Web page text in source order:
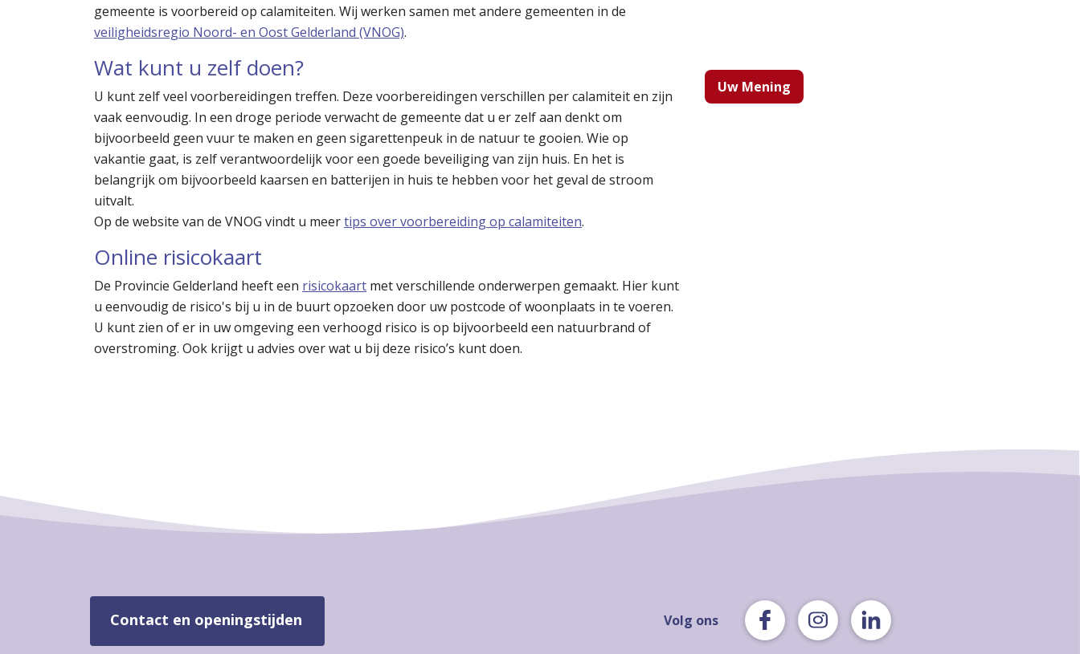
gemeente is voorbereid op calamiteiten. Wij werken samen met andere gemeenten in de
veiligheidsregio Noord- en Oost Gelderland (VNOG).
Wat kunt u zelf doen?
U kunt zelf veel voorbereidingen treffen. Deze voorbereidingen verschillen per calamiteit en zijn
vaak eenvoudig. In een droge periode verwacht de gemeente dat u er zelf aan denkt om
bijvoorbeeld geen vuur te maken en geen sigarettenpeuk in de natuur te gooien. Wie op
vakantie gaat, is zelf verantwoordelijk voor een goede beveiliging van zijn huis. En het is
belangrijk om bijvoorbeeld kaarsen en batterijen in huis te hebben voor het geval de stroom
uitvalt.
Op de website van de VNOG vindt u meertips over voorbereiding op calamiteiten.
Online risicokaart
De Provincie Gelderland heeft een risicokaart met verschillende onderwerpen gemaakt. Hier kunt
u eenvoudig de risico's bij u in de buurt opzoeken door uw postcode of woonplaats in te voeren.
U kunt zien of er in uw omgeving een verhoogd risico is op bijvoorbeeld een natuurbrand of
overstroming. Ook krijgt u advies over wat u bij deze risico’s kunt doen.
Uw Mening
Contact en openingstijden Volg ons